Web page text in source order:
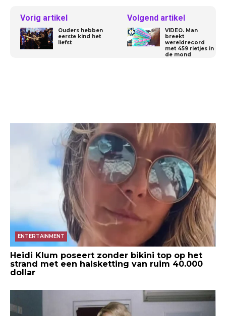
Vorig artikel
Ouders hebben
eerste kind het
liefst
Volgend artikel
VIDEO. Man
breekt
wereldrecord
met 459 rietjes in
de mond
ENTERTAINMENT
Heidi Klum poseert zonder bikini top op het
strand met een halsketting van ruim 40.000
dollar